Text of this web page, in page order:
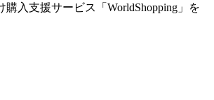
入支援サービス「WorldShopping」を